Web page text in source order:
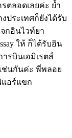
ตลอดเลยค่ะ ย้ำ
ประเทศก็ยังได้รับ
กอินไวท์ยา
ให้ ก็ได้รับอิน
รบินเอมิเรตส์
ช่นกันค่ะ พี่พลอย
แอร์แขก